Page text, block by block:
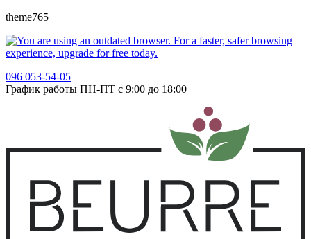
theme765
096 053-54-05
График работы ПН-ПТ с 9:00 до 18:00